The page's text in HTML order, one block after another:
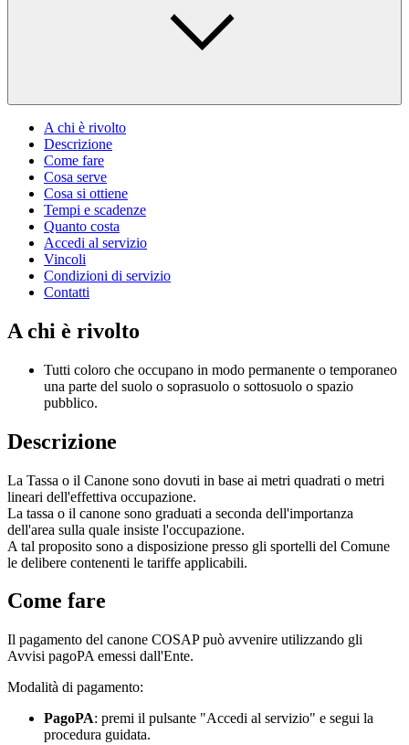
A chi è rivolto
Descrizione
Come fare
Cosa serve
Cosa si ottiene
Tempi e scadenze
Quanto costa
Accedi al servizio
Vincoli
Condizioni di servizio
Contatti
A chi è rivolto
Tutti coloro che occupano in modo permanente o temporaneo
una parte del suolo o soprasuolo o sottosuolo o spazio
pubblico.
Descrizione
La Tassa o il Canone sono dovuti in base ai metri quadrati o metri
lineari dell'effettiva occupazione.
La tassa o il canone sono graduati a seconda dell'importanza
dell'area sulla quale insiste l'occupazione.
A tal proposito sono a disposizione presso gli sportelli del Comune
le delibere contenenti le tariffe applicabili.
Come fare
Il pagamento del canone COSAP può avvenire utilizzando gli
Avvisi pagoPA emessi dall'Ente.
Modalità di pagamento:
PagoPA: premi il pulsante "Accedi al servizio" e segui la
procedura guidata.